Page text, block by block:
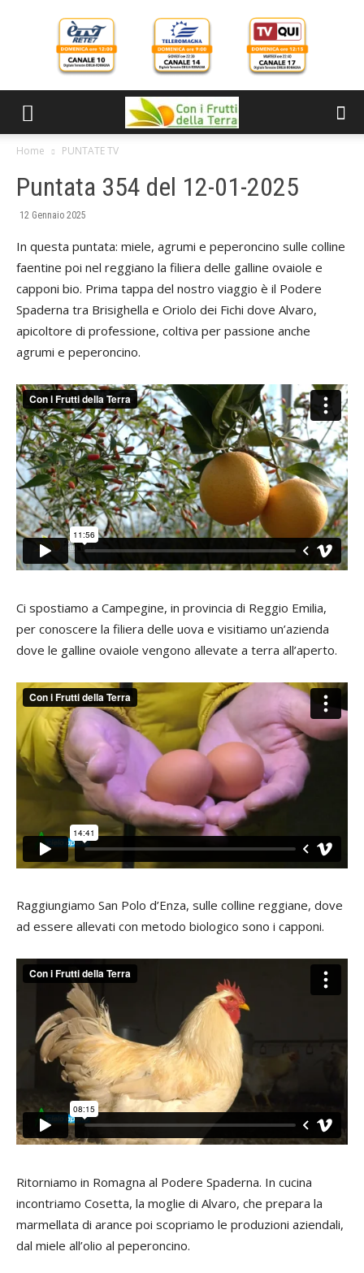
Home PUNTATE TV
Puntata 354 del 12-01-2025
12 Gennaio 2025
In questa puntata: miele, agrumi e peperoncino sulle colline
faentine poi nel reggiano la filiera delle galline ovaiole e
capponi bio. Prima tappa del nostro viaggio è il Podere
Spaderna tra Brisighella e Oriolo dei Fichi dove Alvaro,
apicoltore di professione, coltiva per passione anche
agrumi e peperoncino.
Ci spostiamo a Campegine, in provincia di Reggio Emilia,
per conoscere la filiera delle uova e visitiamo un’azienda
dove le galline ovaiole vengono allevate a terra all’aperto.
Raggiungiamo San Polo d’Enza, sulle colline reggiane, dove
ad essere allevati con metodo biologico sono i capponi.
Ritorniamo in Romagna al Podere Spaderna. In cucina
incontriamo Cosetta, la moglie di Alvaro, che prepara la
marmellata di arance poi scopriamo le produzioni aziendali,
dal miele all’olio al peperoncino.